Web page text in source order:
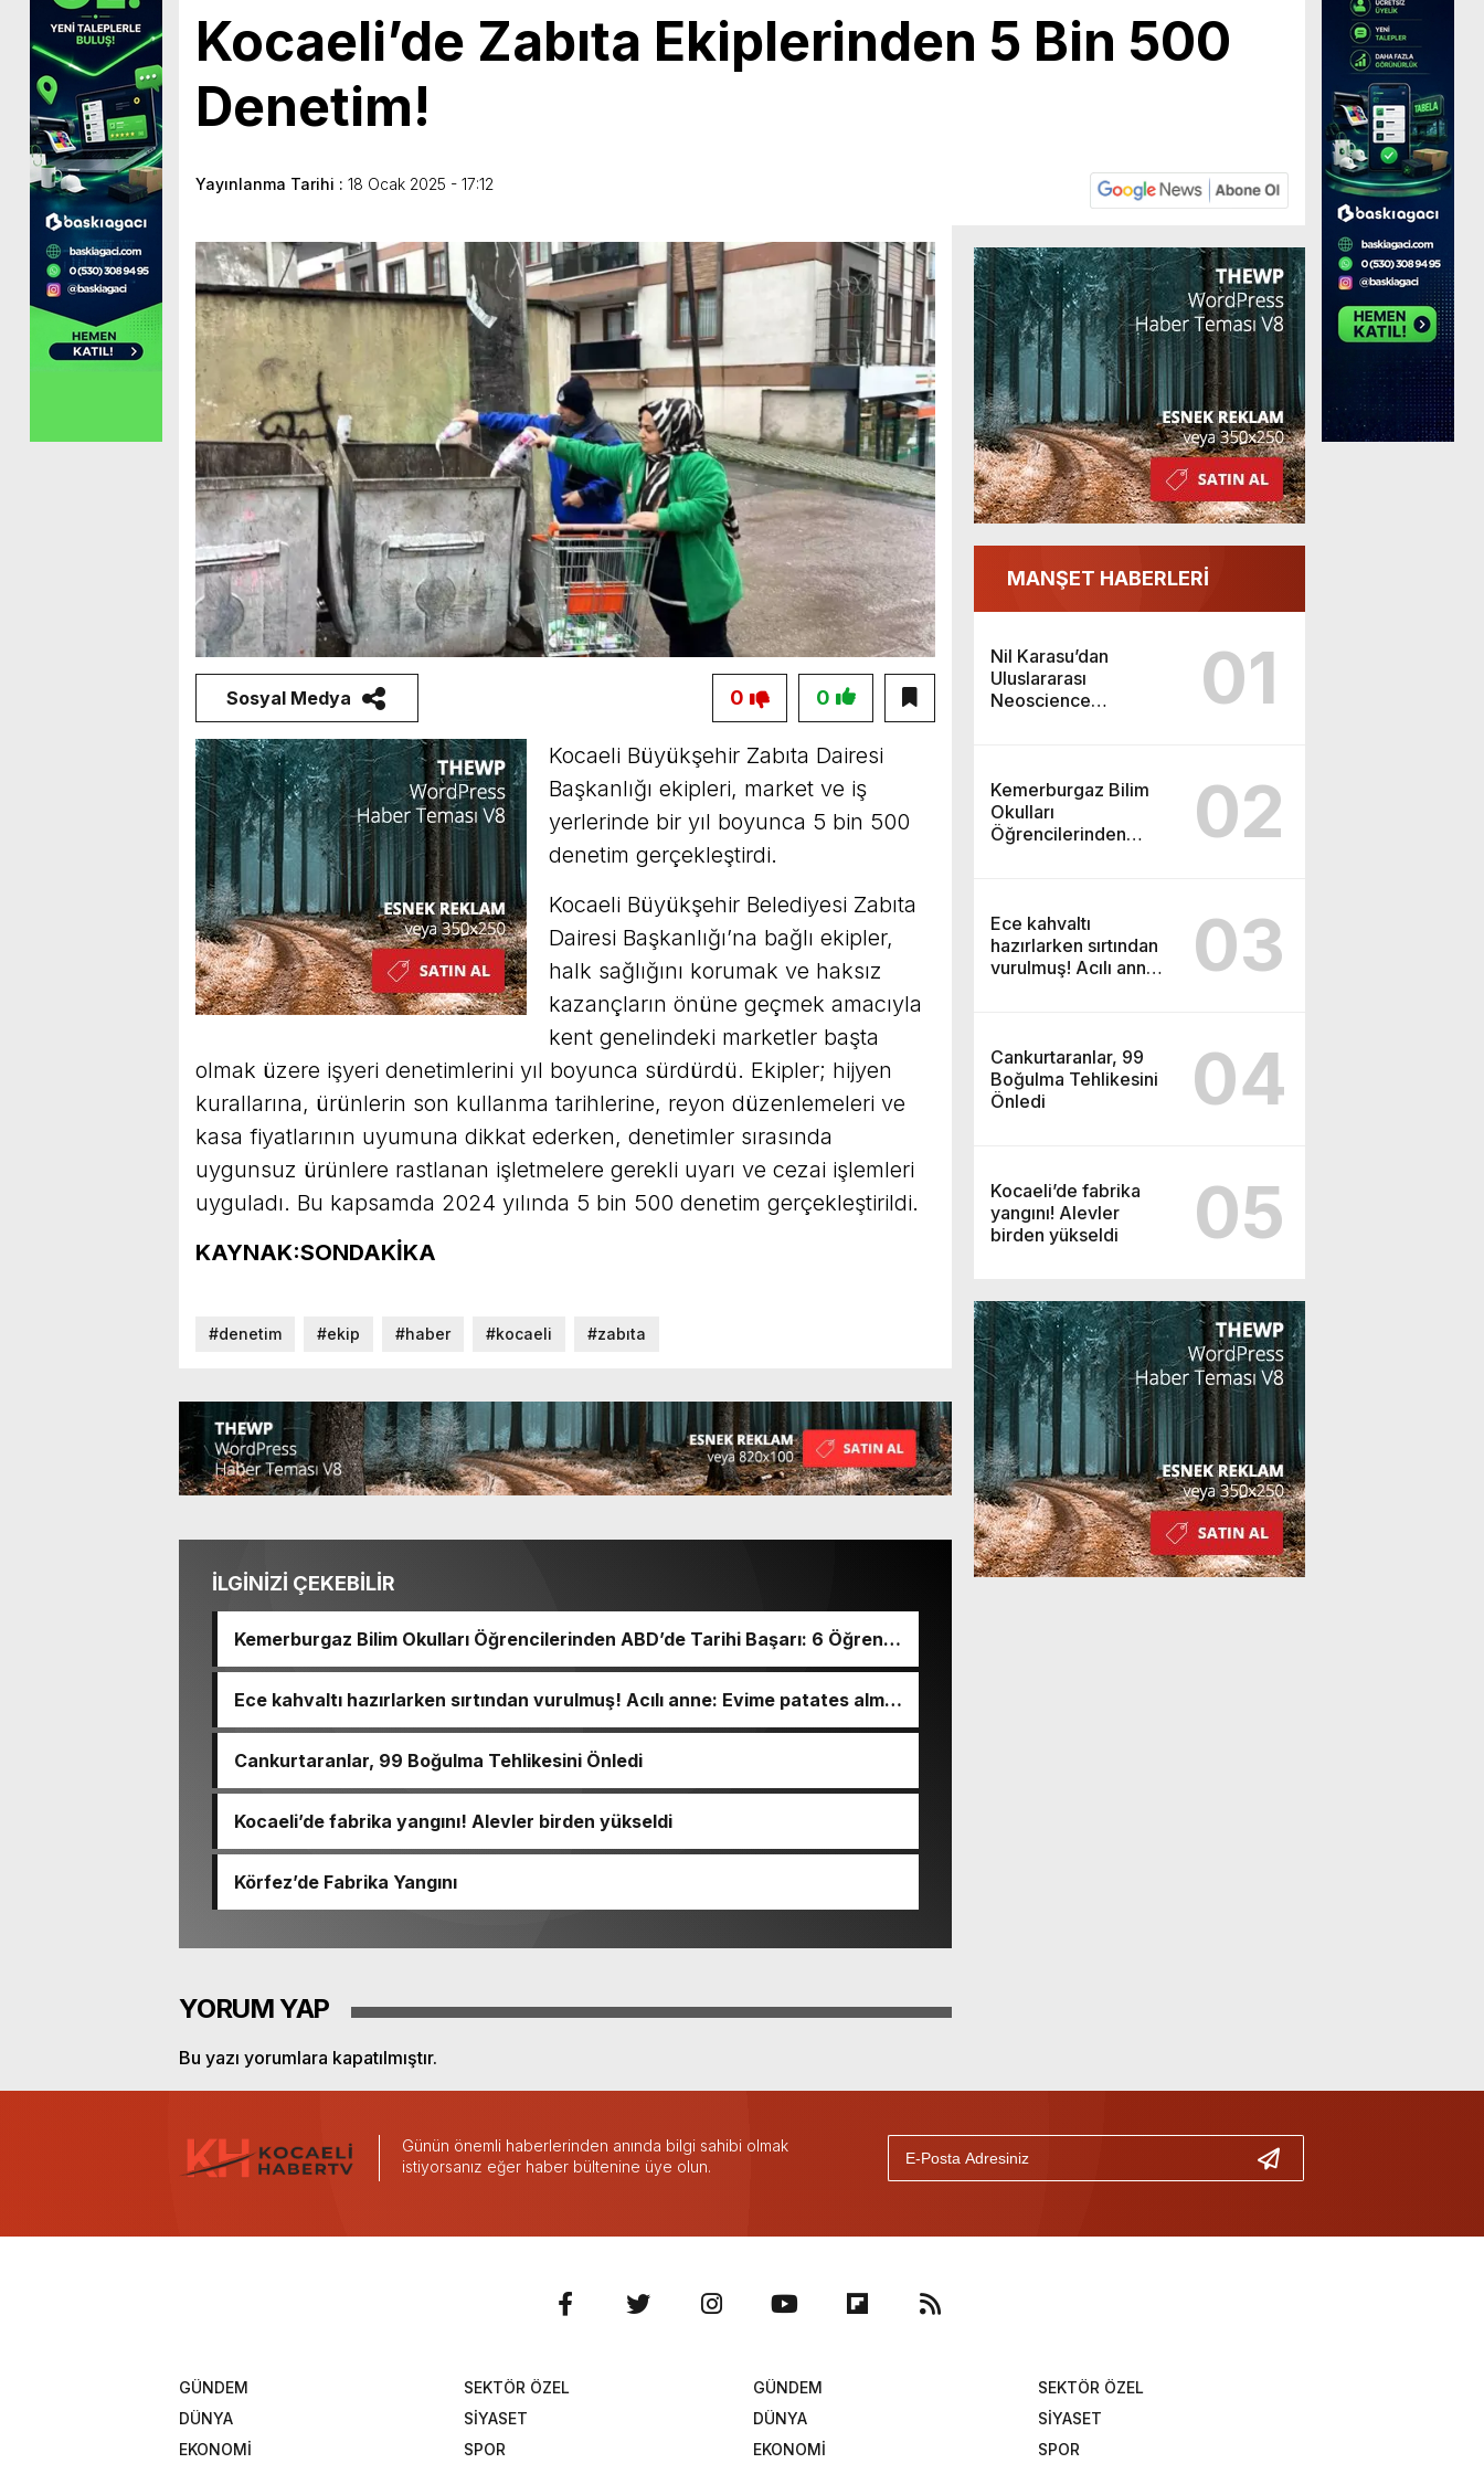
Kocaeli’de Zabıta Ekiplerinden 5 Bin 500
Denetim!
Yayınlanma Tarihi : 18 Ocak 2025 - 17:12
MANŞET HABERLERİ
Nil Karasu’dan
Uluslararası
Neoscience
01
Kemerburgaz Bilim
Okulları
Öğrencilerinden
02
Ece kahvaltı
hazırlarken sırtından
vurulmuş! Acılı anne:
03
Cankurtaranlar, 99
Boğulma Tehlikesini
Önledi
04
Kocaeli’de fabrika
yangını! Alevler
birden yükseldi
05
Sosyal Medya 0
0
Kocaeli Büyükşehir Zabıta Dairesi
Başkanlığı ekipleri, market ve iş
yerlerinde bir yıl boyunca 5 bin 500
denetim gerçekleştirdi.
Kocaeli Büyükşehir Belediyesi Zabıta
Dairesi Başkanlığı’na bağlı ekipler,
halk sağlığını korumak ve haksız
kazançların önüne geçmek amacıyla
kent genelindeki marketler başta
olmak üzere işyeri denetimlerini yıl boyunca sürdürdü. Ekipler; hijyen
kurallarına, ürünlerin son kullanma tarihlerine, reyon düzenlemeleri ve
kasa fiyatlarının uyumuna dikkat ederken, denetimler sırasında
uygunsuz ürünlere rastlanan işletmelere gerekli uyarı ve cezai işlemleri
uyguladı. Bu kapsamda 2024 yılında 5 bin 500 denetim gerçekleştirildi.
KAYNAK:SONDAKİKA
#denetim #ekip #haber #kocaeli #zabıta
İLGİNİZİ ÇEKEBİLİR
Kemerburgaz Bilim Okulları Öğrencilerinden ABD’de Tarihi Başarı: 6 Öğrenci
14 Madalya Kazandı
Ece kahvaltı hazırlarken sırtından vurulmuş! Acılı anne: Evime patates almak
haram
Cankurtaranlar, 99 Boğulma Tehlikesini Önledi
Kocaeli’de fabrika yangını! Alevler birden yükseldi
Körfez’de Fabrika Yangını
YORUM YAP
Bu yazı yorumlara kapatılmıştır.
Günün önemli haberlerinden anında bilgi sahibi olmak
istiyorsanız eğer haber bültenine üye olun.
GÜNDEM
SEKTÖR ÖZEL
DÜNYA
SİYASET
EKONOMİ
SPOR
GÜNDEM
SEKTÖR ÖZEL
DÜNYA
SİYASET
EKONOMİ
SPOR